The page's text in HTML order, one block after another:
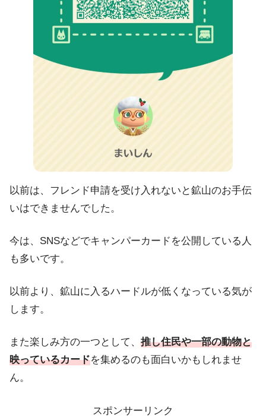
以前は、フレンド申請を受け入れないと鉱山のお手伝
いはできませんでした。
今は、SNSなどでキャンパーカードを公開している人
も多いです。
以前より、鉱山に入るハードルが低くなっている気が
します。
また楽しみ方の一つとして、 推し住民や一部の動物と
映っているカードを集めるのも面白いかもしれませ
ん。
スポンサーリンク